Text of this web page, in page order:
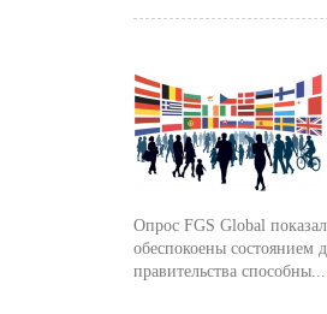
Опрос FGS Global
обеспокоены состоянием
правительства способны...